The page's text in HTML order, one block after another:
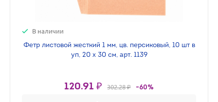
В наличии
Фетр листовой жесткий 1 мм, цв. персиковый, 10 шт в
уп, 20 х 30 см, арт. 1139
120.91 ₽ 302.28 ₽ -60%